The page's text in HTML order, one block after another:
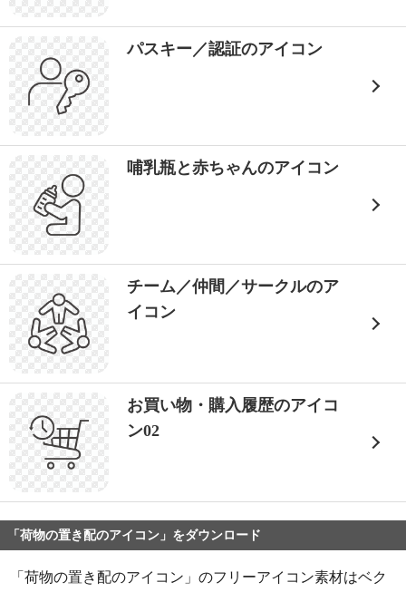
パスキー／認証のアイコン
哺乳瓶と赤ちゃんのアイコン
チーム／仲間／サークルのア
イコン
お買い物・購入履歴のアイコ
ン02
「荷物の置き配のアイコン」をダウンロード
「荷物の置き配のアイコン」のフリーアイコン素材はベク